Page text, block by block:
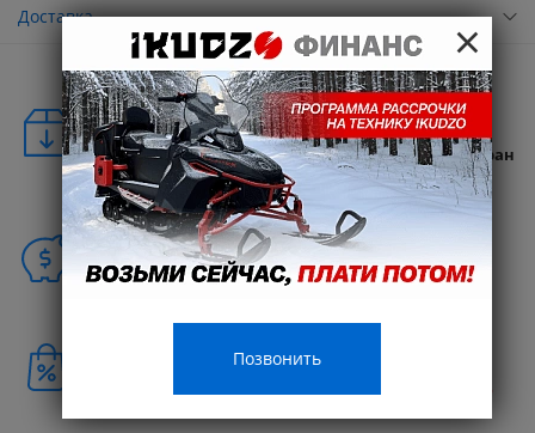
Доставка
Удобная доставка
Бесплатная доставка в любую точку России и стран
СНГ
Способы покупки
Бонусы клиентам
×
Позвонить